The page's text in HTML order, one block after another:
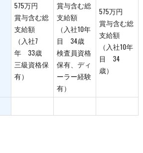
575万円
賞与含む総
支給額
（入社7
年 33歳
三級資格保
有）
賞与含む総
支給額
（入社10年
目 34歳
検査員資格
保有、ディ
ーラー経験
有）
575万円
賞与含む総
支給額
（入社10年
目 34
歳）